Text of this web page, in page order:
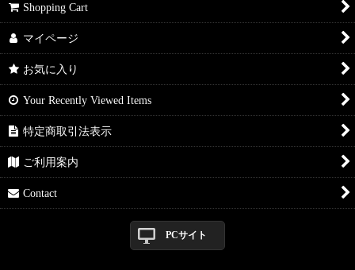
Shopping Cart
マイページ
お気に入り
Your Recently Viewed Items
特定商取引法表示
ご利用案内
Contact
PCサイト